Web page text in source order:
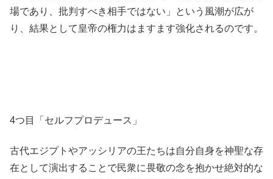
場であり、批判すべき相手ではない」という風潮が広が
り、結果として皇帝の権力はますます強化されるのです。
4つ目「セルフプロデュース」
古代エジプトやアッシリアの王たちは自分自身を神聖な存
在として演出することで民衆に畏敬の念を抱かせ絶対的な